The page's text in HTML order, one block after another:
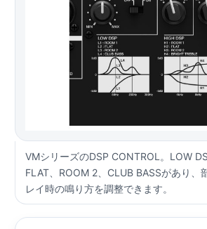
VMシリーズのDSP CONTROL。LOW
FLAT、ROOM 2、CLUB BASSがあり、
レイ時の鳴り方を調整できます。